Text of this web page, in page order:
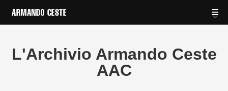
L'Archivio Armando Ceste
AAC